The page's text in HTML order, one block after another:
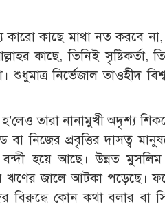
কারো কাছে মাথা নত করবে
কাছে, তিনিই সৃষ্টিকর্তা,
নির্ভেজাল তাওহীদ
তারা নানামুখী অদৃশ্য
নিজের প্রবৃত্তির দাসত্ব
হয়ে আছে। উন্নত মুসলিম
ঋণের জালে আটকা পড়েছে।
বিরুদ্ধে কোন কথা বলার বা